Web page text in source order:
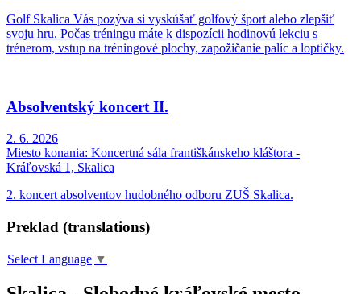
Golf Skalica Vás pozýva si vyskúšať golfový šport alebo zlepšiť
svoju hru. Počas tréningu máte k dispozícii hodinovú lekciu s
trénerom, vstup na tréningové plochy, zapožičanie palíc a loptičky.
Absolventský koncert II.
2. 6. 2026
Miesto konania: Koncertná sála františkánskeho kláštora -
Kráľovská 1, Skalica
2. koncert absolventov hudobného odboru ZUŠ Skalica.
Preklad (translations)
Select Language ▼